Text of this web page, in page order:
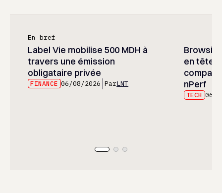
En bref
Label Vie mobilise 500 MDH à
travers une émission
obligataire privée
FINANCE 06/08/2026 ParLNT
en tête
nPerf
TECH 06/